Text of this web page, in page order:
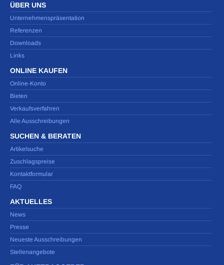
ÜBER UNS
Unternehmenspräsentation
Referenzen
Downloads
Links
ONLINE KAUFEN
Online-Konto
Bieten
Verkaufsverfahren
Alle Ausschreibungen
SUCHEN & BERATEN
Artikelsuche
Zuschlagspreise
Kontaktformular
FAQ
AKTUELLES
News
Presse
Neueste Ausschreibungen
Stellenangebote